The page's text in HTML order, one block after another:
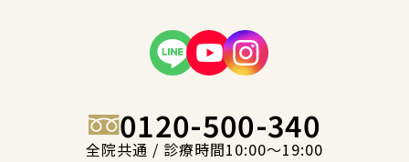
0120-500-340
全院共通 / 診療時間10:00〜19:00